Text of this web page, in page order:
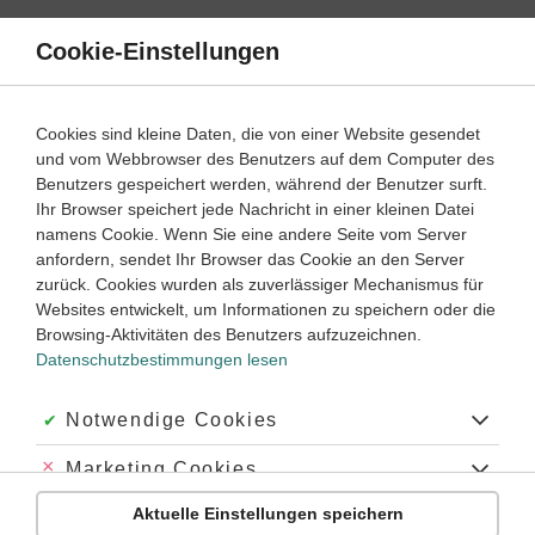
Direkt
Inhalt
Klassenarbeit
Geschichte 6. ‐ 7. Klasse
Machtpolitik und Konflikte in Europa (1)
Dauer: 45 Minuten
Empfohlen von
Tutorin Noemi
Dauer:
Cookie-Einstellungen
Cookies sind kleine Daten, die von einer Website gesendet
und vom Webbrowser des Benutzers auf dem Computer des
Benutzers gespeichert werden, während der Benutzer surft.
Ihr Browser speichert jede Nachricht in einer kleinen Datei
namens Cookie. Wenn Sie eine andere Seite vom Server
anfordern, sendet Ihr Browser das Cookie an den Server
zurück. Cookies wurden als zuverlässiger Mechanismus für
Websites entwickelt, um Informationen zu speichern oder die
Browsing-Aktivitäten des Benutzers aufzuzeichnen.
Datenschutzbestimmungen lesen
Akzeptiert:
Notwendige Cookies
Abgelehnt:
Marketing Cookies
Abgelehnt:
Personalisierungs-Cookies
Aktuelle Einstellungen speichern